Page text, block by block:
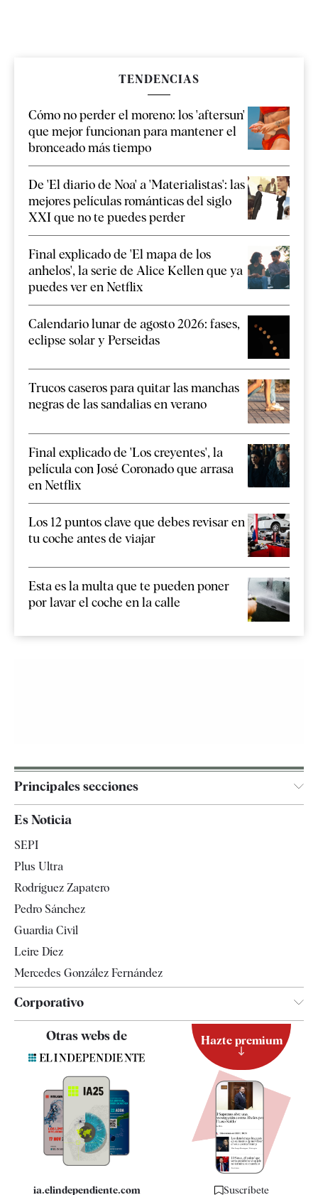
TENDENCIAS
Cómo no perder el moreno: los 'aftersun'
que mejor funcionan para mantener el
bronceado más tiempo
De 'El diario de Noa' a 'Materialistas': las
mejores películas románticas del siglo
XXI que no te puedes perder
Final explicado de 'El mapa de los
anhelos', la serie de Alice Kellen que ya
puedes ver en Netflix
Calendario lunar de agosto 2026: fases,
eclipse solar y Perseidas
Trucos caseros para quitar las manchas
negras de las sandalias en verano
Final explicado de 'Los creyentes', la
película con José Coronado que arrasa
en Netflix
Los 12 puntos clave que debes revisar en
tu coche antes de viajar
Esta es la multa que te pueden poner
por lavar el coche en la calle
Principales secciones
España
Televisión
Es Noticia
SEPI
Plus Ultra
Rodríguez Zapatero
Pedro Sánchez
Guardia Civil
Leire Díez
Mercedes González Fernández
Corporativo
Contacto
Quiénes somos
Especificaciones
Otras webs de
ia.elindependiente.com
Hazte premium
Suscríbete